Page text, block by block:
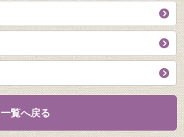
一覧へ戻る